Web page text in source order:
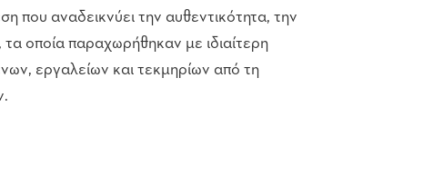
που αναδεικνύει την αυθεντικότητα, την
οποία παραχωρήθηκαν με ιδιαίτερη
εργαλείων και τεκμηρίων από τη